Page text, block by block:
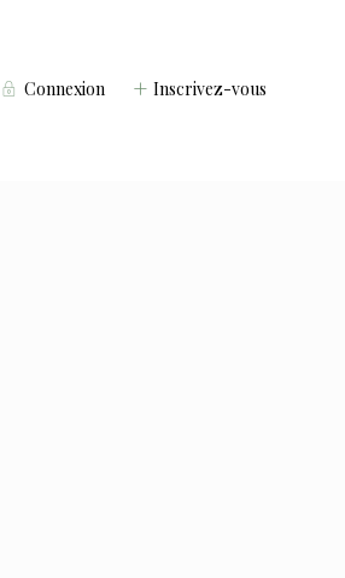
Connexion Inscrivez-vous